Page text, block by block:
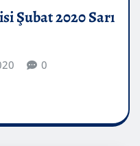
Şubat 2020 Sarı
0